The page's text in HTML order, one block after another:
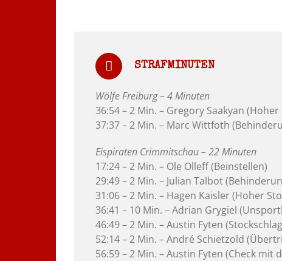
STRAFMINUTEN
Wölfe Freiburg – 4 Minuten
36:54 – 2 Min. – Gregory Saakyan (Hoher
37:37 – 2 Min. – Marc Wittfoth
Eispiraten Crimmitschau – 22 Minuten
17:24 – 2 Min. – Ole Olleff (Beinstellen)
29:49 – 2 Min. – Julian Talbot
31:06 – 2 Min. – Hagen Kaisler (Hoher
36:41 – 10 Min. – Adrian Grygiel
46:49 – 2 Min. – Austin Fyten
52:14 – 2 Min. – André Schietzold
56:59 – 2 Min. – Austin Fyten (Check mit